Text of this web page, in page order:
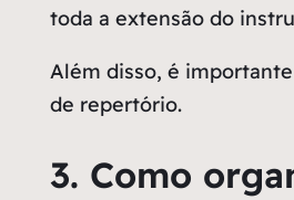
toda a extensão do
Além disso, é
de repertório.
3. Como